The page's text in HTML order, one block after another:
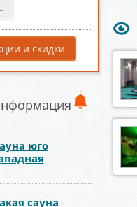
и скидки
юго
сауна